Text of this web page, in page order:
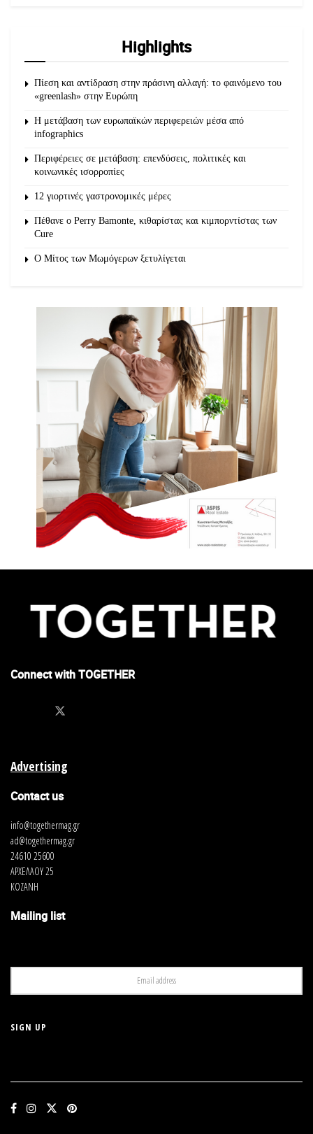
Highlights
Πίεση και αντίδραση στην πράσινη αλλαγή: το φαινόμενο του
«greenlash» στην Ευρώπη
Η μετάβαση των ευρωπαϊκών περιφερειών μέσα από
infographics
Περιφέρειες σε μετάβαση: επενδύσεις, πολιτικές και
κοινωνικές ισορροπίες
12 γιορτινές γαστρονομικές μέρες
Πέθανε ο Perry Bamonte, κιθαρίστας και κιμπορντίστας των
Cure
O Μίτος των Μωμόγερων ξετυλίγεται
Connect with TOGETHER
Advertising
Contact us
info@togethermag.gr
ad@togethermag.gr
24610 25600
ΑΡΧΕΛΑΟΥ 25
ΚΟΖΑΝΗ
Mailing list